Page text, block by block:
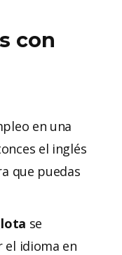
con
en una
el inglés
que puedas
se
el idioma en